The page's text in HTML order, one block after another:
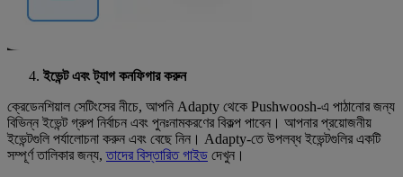
ইভেন্ট এবং ট্যাগ কনফিগার করুন
ক্রেডেনশিয়াল সেটিংসের নীচে, আপনি Adapty থেকে Pushwoosh-এ পাঠানোর জন্য
বিভিন্ন ইভেন্ট গ্রুপ নির্বাচন এবং পুনঃনামকরণের বিকল্প পাবেন। আপনার প্রয়োজনীয়
ইভেন্টগুলি পর্যালোচনা করুন এবং বেছে নিন। Adapty-তে উপলব্ধ ইভেন্টগুলির একটি
সম্পূর্ণ তালিকার জন্য,তাদের বিস্তারিত গাইড দেখুন।